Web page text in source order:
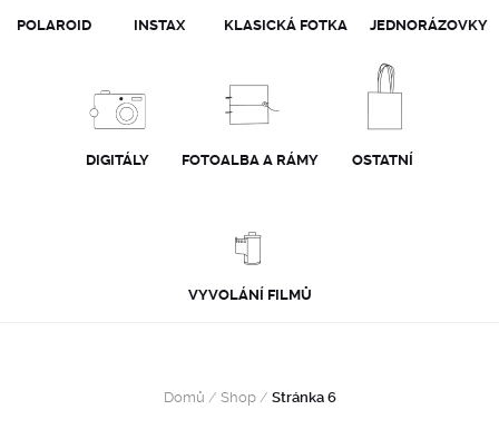
POLAROID INSTAX KLASICKÁ FOTKA JEDNORÁZOVKY
DIGITÁLY FOTOALBA A RÁMY OSTATNÍ
VYVOLÁNÍ FILMŮ
Domů / Shop / Stránka 6